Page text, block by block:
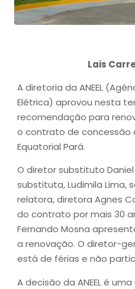
Lais
A diretoria da ANEEL
Elétrica) aprovou nesta
recomendação para
o contrato de concessão
Equatorial Pará.
O diretor substituto
substituta, Ludimila Lima,
relatora, diretora Agnes
do contrato por mais 30
Fernando Mosna
a renovação. O diretor-
está de férias e não
A decisão da ANEEL é